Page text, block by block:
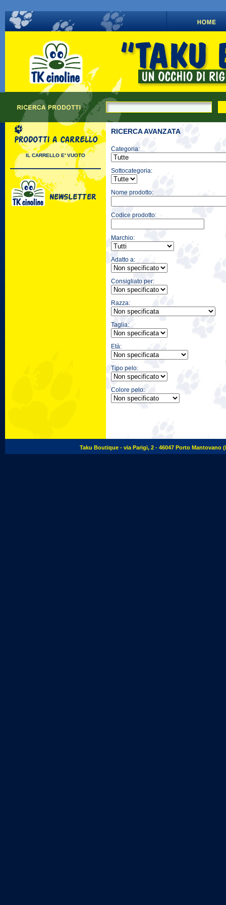
IL CARRELLO E' VUOTO
RICERCA AVANZATA
Categoria:
Sottocategoria:
Nome prodotto:
Codice prodotto:
Marchio:
Adatto a:
Consigliato per:
Razza:
Taglia:
Età:
Tipo pelo:
Colore pelo:
Taku Boutique - via Parigi, 2 - 46047 Porto Mantovano